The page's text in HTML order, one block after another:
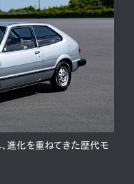
進化を重ねてきた歴代モ